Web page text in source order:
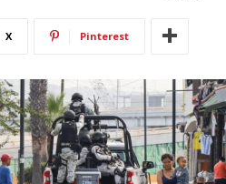
X Pinterest